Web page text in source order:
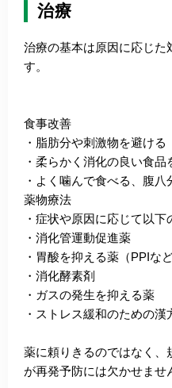
治療
治療の基本は原因に応じた
す。
食事改善
・脂肪分や刺激物を避ける
・柔らかく消化の良い食品
・よく噛んで食べる、腹八
薬物療法
・症状や原因に応じて以下
・消化管運動促進薬
・胃酸を抑える薬（PPIなど
・消化酵素剤
・ガスの発生を抑える薬
・ストレス緩和のための
薬に頼りきるのではなく、
が再発予防には欠かせませ